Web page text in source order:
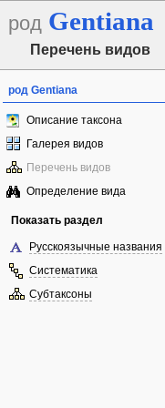
род Gentiana
Перечень видов
род Gentiana
Описание таксона
Галерея видов
Перечень видов
Определение вида
Показать раздел
Русскоязычные названия
Систематика
Субтаксоны